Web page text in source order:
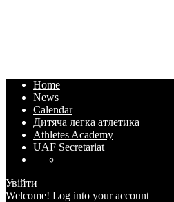
Home
News
Calendar
Дитяча легка атлетика
Athletes Academy
UAF Secretariat
Увійти
Welcome! Log into your account